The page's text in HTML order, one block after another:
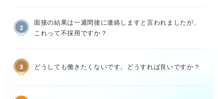
2
面接の結果は一週間後に連絡しますと言われましたが、
これって不採用ですか？
3 どうしても働きたくないです。どうすれば良いですか？